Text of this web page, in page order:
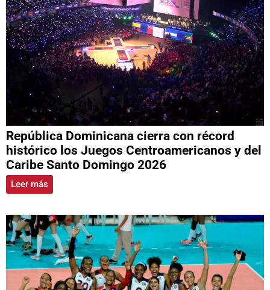
República Dominicana cierra con récord
histórico los Juegos Centroamericanos y del
Caribe Santo Domingo 2026
Leer más